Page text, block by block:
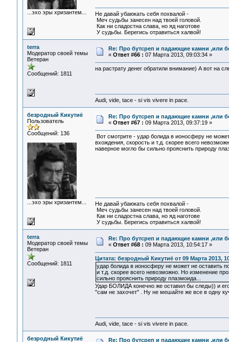
...эхо эры хризантем...
Не давай убаюкать себя похвалой -
Меч судьбы занесен над твоей головой.
Как ни сладостна слава, но яд наготове
У судьбы. Берегись отравиться халвой!
terra
Модератор своей темы
Ветеран
Сообщений: 1811
Re: Про бутсреп и падающие камни ,или
« Ответ #66 : 07 Марта 2013, 09:03:34 »
на растрату денег обратили внимание) А вот на
Audi, vide, tace - si vis vivere in pace.
безродный Кикутиё
Пользователь
Сообщений: 136
...эхо эры хризантем...
Re: Про бутсреп и падающие камни ,или
« Ответ #67 : 09 Марта 2013, 09:37:19 »
Вот смотрите - удар болида в ионосферу не
вхождения, скорость и т.д. скорее всего
наверное могло бы сильно прояснить природу
Не давай убаюкать себя похвалой -
Меч судьбы занесен над твоей головой.
Как ни сладостна слава, но яд наготове
У судьбы. Берегись отравиться халвой!
terra
Модератор своей темы
Ветеран
Сообщений: 1811
Re: Про бутсреп и падающие камни ,или
« Ответ #68 : 09 Марта 2013, 10:54:17 »
Цитата: безродный Кикутиё от 09 Марта 2013,
удар болида в ионосферу не может не оставить
и т.д. скорее всего невозможно. Но изменение
сильно прояснить природу плазмоида...
Удар БОЛИДА конечно же оставил бы следы)) и
"сам не захочет" . Ну не мешайте же все в одну
Audi, vide, tace - si vis vivere in pace.
безродный Кикутиё
Re: Про бутсреп и падающие камни ,или